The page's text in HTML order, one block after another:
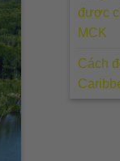
được
MCK
Cách